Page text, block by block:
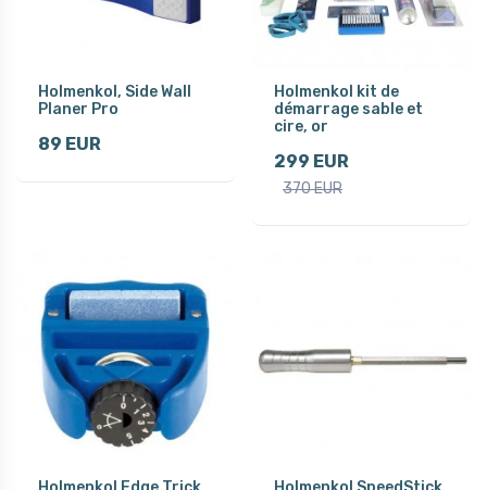
Holmenkol, Side Wall
Planer Pro
89 EUR
Holmenkol kit de
démarrage sable et
cire, or
299 EUR
370 EUR